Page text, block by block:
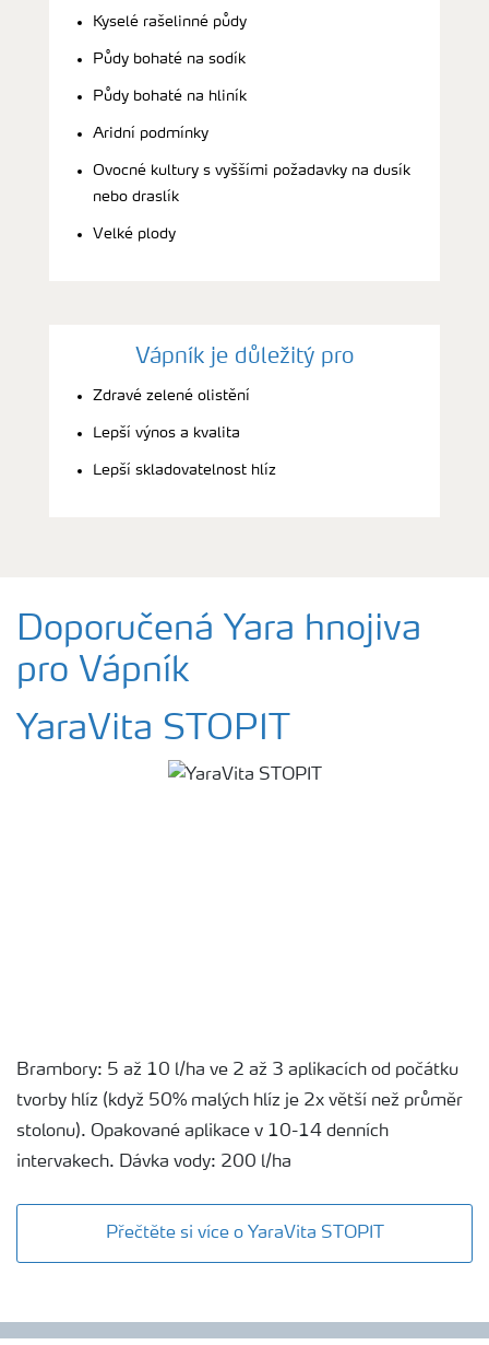
Kyselé rašelinné půdy
Půdy bohaté na sodík
Půdy bohaté na hliník
Aridní podmínky
Ovocné kultury s vyššími požadavky na dusík
nebo draslík
Velké plody
Vápník je důležitý pro
Zdravé zelené olistění
Lepší výnos a kvalita
Lepší skladovatelnost hlíz
Doporučená Yara hnojiva
pro Vápník
YaraVita STOPIT
Brambory: 5 až 10 l/ha ve 2 až 3 aplikacích od počátku
tvorby hlíz (když 50% malých hlíz je 2x větší než průměr
stolonu). Opakované aplikace v 10-14 denních
intervakech. Dávka vody: 200 l/ha
Přečtěte si více o YaraVita STOPIT